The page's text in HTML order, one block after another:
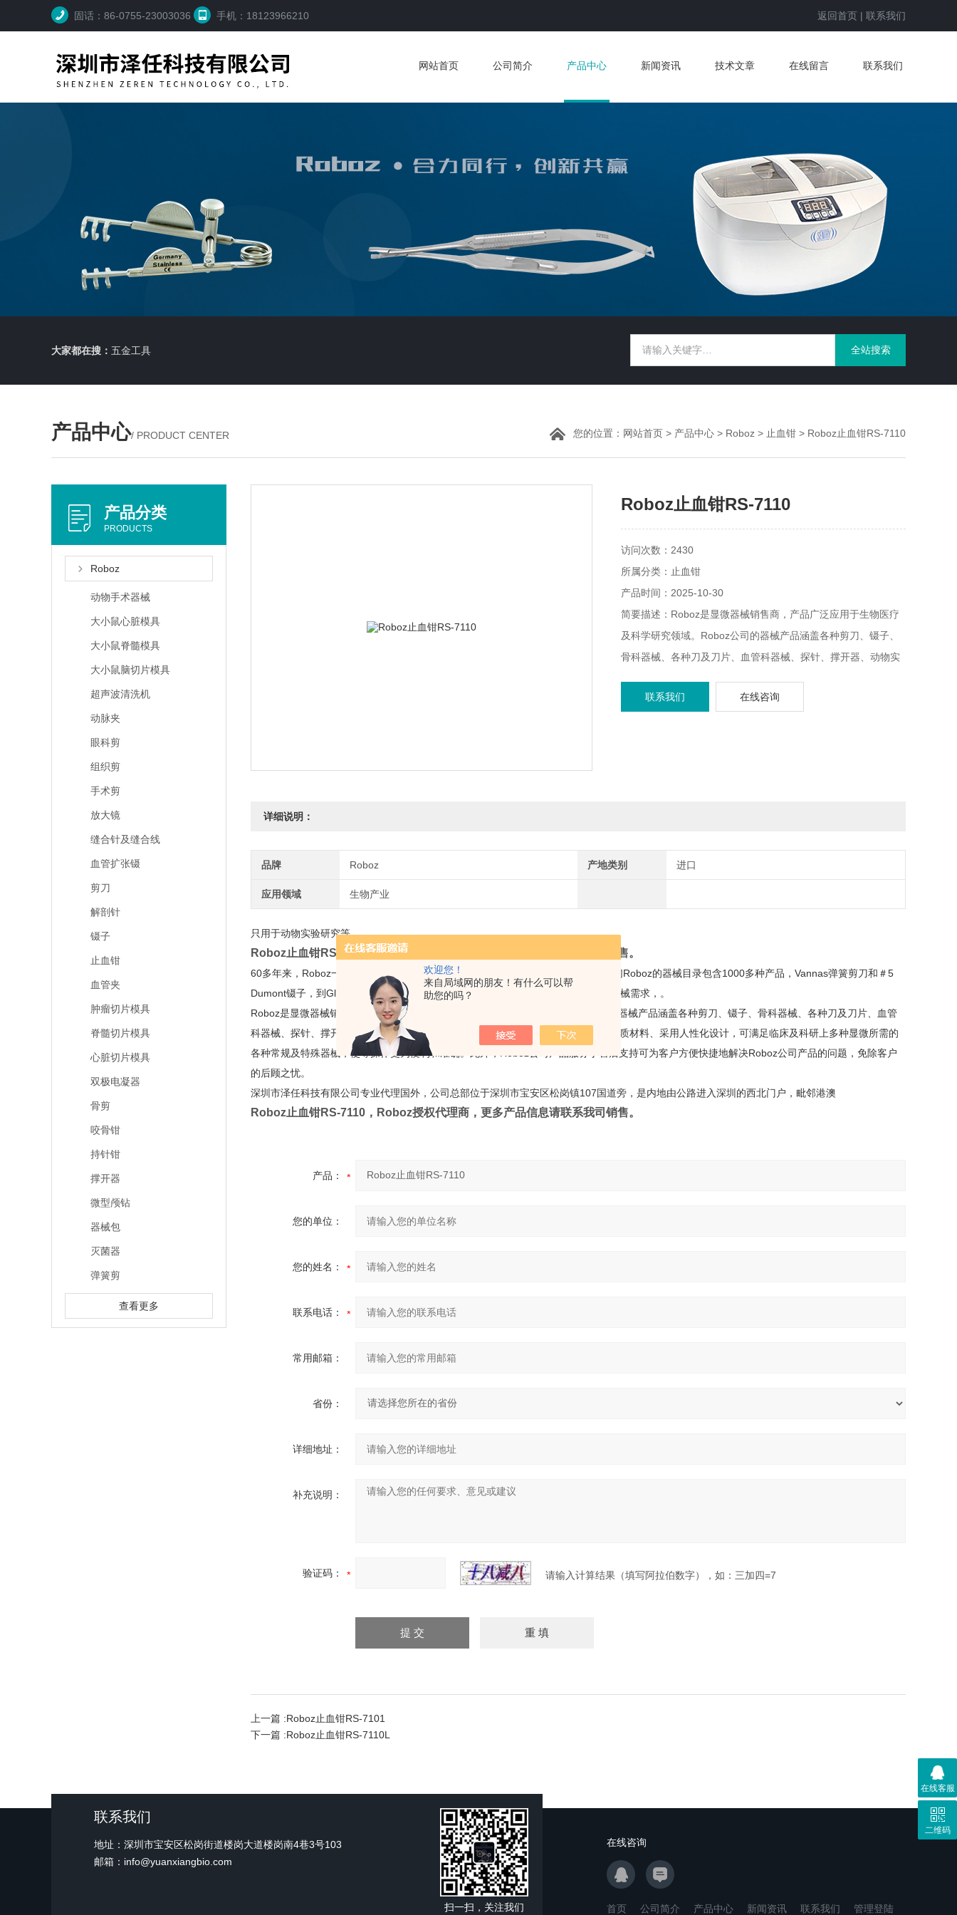
欢迎您！
来自局域网的朋友！有什么可以帮
助您的吗？
固话：86-0755-23003036 手机：18123966210 返回首页 | 联系我们
网站首页 公司简介 产品中心 新闻资讯 技术文章 在线留言 联系我们
大家都在搜： 五金工具
产品中心/ PRODUCT CENTER 您的位置： 网站首页 > 产品中心 > Roboz > 止血钳 > Roboz止血钳RS-7110
产品分类
PRODUCTS
Roboz
动物手术器械
大小鼠心脏模具
大小鼠脊髓模具
大小鼠脑切片模具
超声波清洗机
动脉夹
眼科剪
组织剪
手术剪
放大镜
缝合针及缝合线
血管扩张镊
剪刀
解剖针
镊子
止血钳
血管夹
肿瘤切片模具
脊髓切片模具
心脏切片模具
双极电凝器
骨剪
咬骨钳
持针钳
撑开器
微型颅钻
器械包
灭菌器
弹簧剪
查看更多
Roboz止血钳RS-7110
访问次数：2430
所属分类：止血钳
产品时间：2025-10-30
简要描述：Roboz是显微器械销售商，产品广泛应用于生物医疗
及科学研究领域。Roboz公司的器械产品涵盖各种剪刀、镊子、
骨科器械、各种刀及刀片、血管科器械、探针、撑开器、动物实
多产品信息请联系我司销售。
联系我们 在线咨询
详细说明：
品牌 Roboz 产地类别 进口
应用领域 生物产业
只用于动物实验研究等
Roboz止血钳RS-7110，Roboz授权代理商，更多产品信息请联系我司销售。
60多年来，Roboz一直致力于为生物医学和生命科学研究行业提供优质的器械。 我们Roboz的器械目录包含1000多种产品，Vannas弹簧剪刀和＃5
Dumont镊子，到Gluck罗纹剪刀和重型Hercules剪刀，确保我们Roboz满足客户的器械需求，。
Roboz是显微器械销售商，产品广泛应用于生物医疗及科学研究领域。Roboz公司的器械产品涵盖各种剪刀、镊子、骨科器械、各种刀及刀片、血管
科器械、探针、撑开器、动物实验辅助设备、伤口缝合相关的器械。公司产品选用优质材料、采用人性化设计，可满足临床及科研上多种显微所需的
各种常规及特殊器械，使等操作更为便利和准确。此外，Roboz公司产品服务于售后支持可为客户方便快捷地解决Roboz公司产品的问题，免除客户
的后顾之忧。
深圳市泽任科技有限公司专业代理国外，公司总部位于深圳市宝安区松岗镇107国道旁，是内地由公路进入深圳的西北门户，毗邻港澳
Roboz止血钳RS-7110 ，Roboz授权代理商，更多产品信息请联系我司销售。
产品：
您的单位：
您的姓名：
联系电话：
常用邮箱：
省份：
详细地址：
补充说明：
验证码： 请输入计算结果（填写阿拉伯数字），如：三加四=7
上一篇 :Roboz止血钳RS-7101
下一篇 :Roboz止血钳RS-7110L
联系我们
地址：深圳市宝安区松岗街道楼岗大道楼岗南4巷3号103
邮箱：info@yuanxiangbio.com
扫一扫，关注我们
在线咨询
首页 公司简介 产品中心 新闻资讯 联系我们 管理登陆
在线客服
二维码